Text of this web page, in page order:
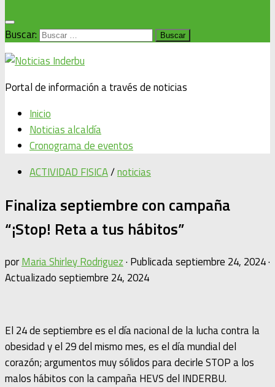
Buscar:
Portal de información a través de noticias
Inicio
Noticias alcaldía
Cronograma de eventos
ACTIVIDAD FISICA/noticias
Finaliza septiembre con campaña
“¡Stop! Reta a tus hábitos”
porMaria Shirley Rodriguez· Publicadaseptiembre 24, 2024·
Actualizadoseptiembre 24, 2024
El 24 de septiembre es el día nacional de la lucha contra la
obesidad y el 29 del mismo mes, es el día mundial del
corazón; argumentos muy sólidos para decirle STOP a los
malos hábitos con la campaña HEVS del INDERBU.